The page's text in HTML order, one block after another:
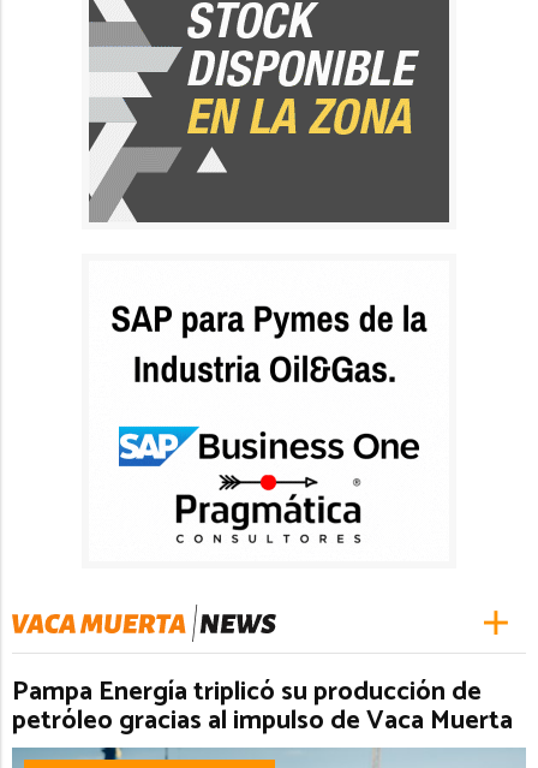
Pampa Energía triplicó su producción de
petróleo gracias al impulso de Vaca Muerta